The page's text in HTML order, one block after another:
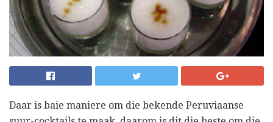
Daar is baie maniere om die bekende Peruviaanse